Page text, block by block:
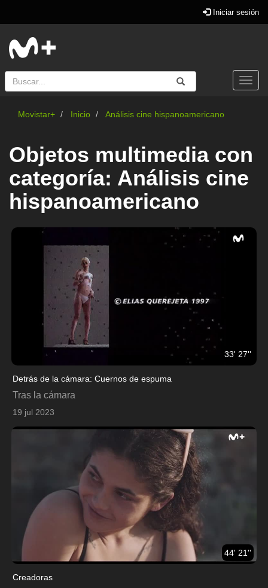
Iniciar sesión
Buscar Enviar
Buscar
Movistar+ Inicio Análisis cine hispanoamericano
Objetos multimedia con
categoría: Análisis cine
hispanoamericano
33' 27''
Detrás de la cámara: Cuernos de espuma
Tras la cámara
19 jul 2023
44' 21''
Creadoras